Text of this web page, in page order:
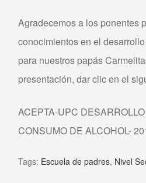
Agradecemos a los ponentes
conocimientos en el
para nuestros papás
presentación, dar clic en el
ACEPTA-UPC
CONSUMO DE ALCOHOL-
Tags: Escuela de padres, Nivel